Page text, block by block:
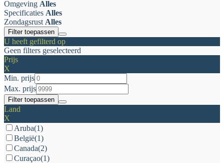
Omgeving Alles
Specificaties Alles
Zondagsrust Alles
Filter toepassen
U heeft gefilterd op
Geen filters geselecteerd
Prijs
X
Min. prijs
Max. prijs
Filter toepassen
Land
X
Aruba(1)
België(1)
Canada(2)
Curaçao(1)